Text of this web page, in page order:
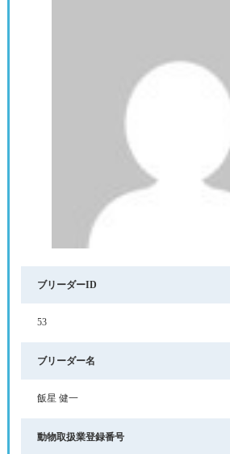
ブリーダーID
53
ブリーダー名
飯星 健一
動物取扱業登録番号